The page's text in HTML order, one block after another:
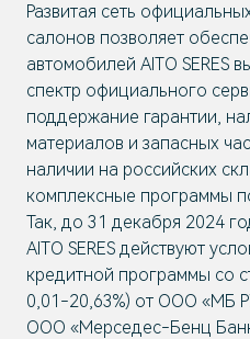
Развитая сеть
салонов позволяет
автомобилей AITO SERES
спектр официального
поддержание гарантии,
материалов и запасных
наличии на российских
комплексные программы
Так, до 31 декабря 2024
AITO SERES действуют
кредитной программы со
0,01-20,63%) от ООО «МБ
ООО «Мерседес-Бенц Банк